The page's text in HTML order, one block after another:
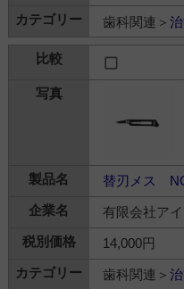
歯科関連＞
替刃メス
有限会社ア
14,000円
歯科関連＞